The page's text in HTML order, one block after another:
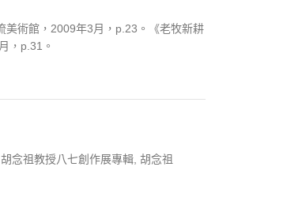
美術館，2009年3月，p.23。《老牧新耕
，p.31。
念祖教授八七創作展專輯, 胡念祖